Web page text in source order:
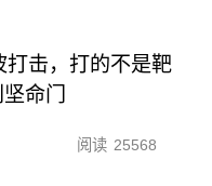
打击，打的不是靶
命门
阅读 25568